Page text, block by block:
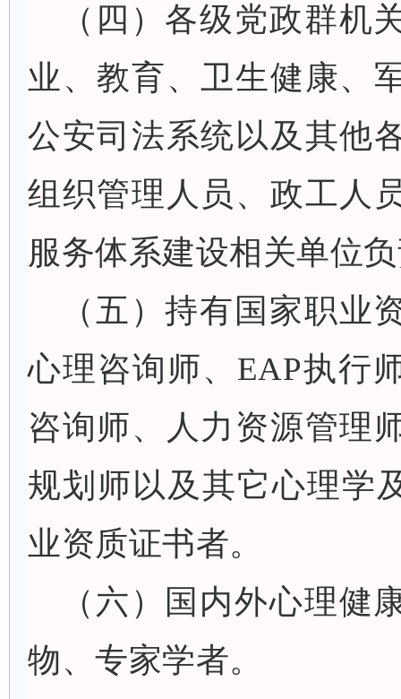
（四）各级党政群机
业、教育、卫生健康、
公安司法系统以及其他
组织管理人员、政工人
服务体系建设相关单位
（五）持有国家职业
心理咨询师、EAP执行
咨询师、人力资源管理
规划师以及其它心理学
业资质证书者。
（六）国内外心理健
物、专家学者。